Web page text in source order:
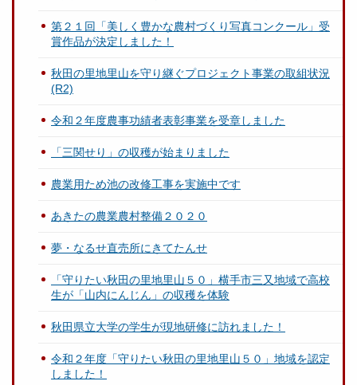
第２１回「美しく豊かな農村づくり写真コンクール」受
賞作品が決定しました！
秋田の里地里山を守り継ぐプロジェクト事業の取組状況
(R2)
令和２年度農事功績者表彰事業を受章しました
「三関せり」の収穫が始まりました
農業用ため池の改修工事を実施中です
あきたの農業農村整備２０２０
夢・なるせ直売所にきてたんせ
「守りたい秋田の里地里山５０」横手市三又地域で高校
生が「山内にんじん」の収穫を体験
秋田県立大学の学生が現地研修に訪れました！
令和２年度「守りたい秋田の里地里山５０」地域を認定
しました！